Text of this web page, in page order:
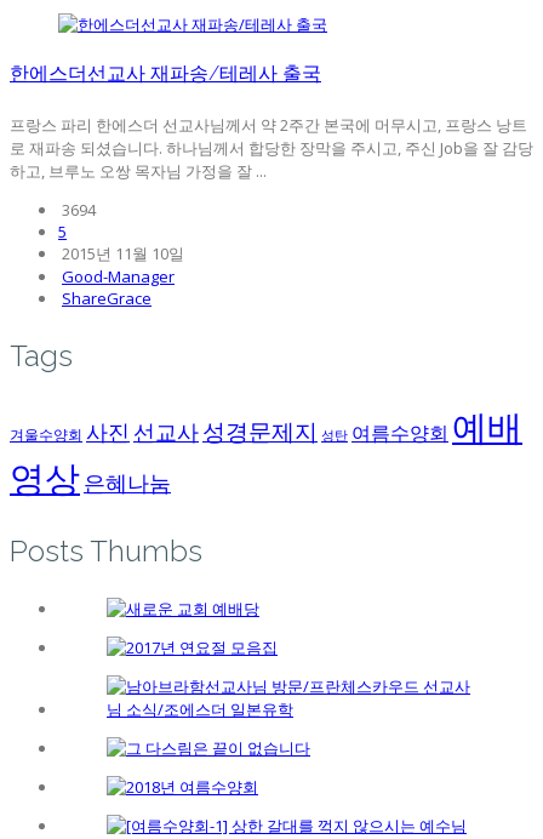
한에스더선교사 재파송/테레사 출국
프랑스 파리 한에스더 선교사님께서 약 2주간 본국에 머무시고, 프랑스 낭트
로 재파송 되셨습니다. 하나님께서 합당한 장막을 주시고, 주신 Job을 잘 감당
하고, 브루노 오쌍 목자님 가정을 잘 ...
3694
5
2015년 11월 10일
Good-Manager
ShareGrace
Tags
겨울수양회 사진 선교사성경문제지 성탄 여름수양회 예배
영상은혜나눔
Posts Thumbs